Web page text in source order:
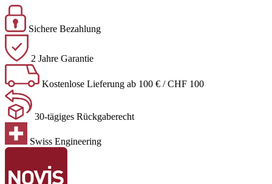
Sichere Bezahlung
2 Jahre Garantie
Kostenlose Lieferung ab 100 € / CHF 100
30-tägiges Rückgaberecht
Swiss Engineering